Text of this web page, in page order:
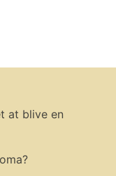
at blive en